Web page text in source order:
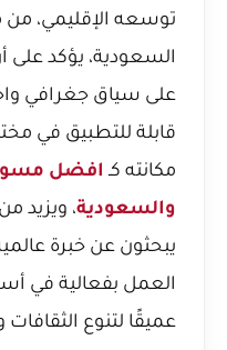
توسعه الإقليمي، من
السعودية، يؤكد
على سياق جغرافي
قابلة للتطبيق في
مكانته كـ افضل
والسعودية، ويزيد
يبحثون عن خبرة
العمل بفعالية في
عميقًا لتنوع